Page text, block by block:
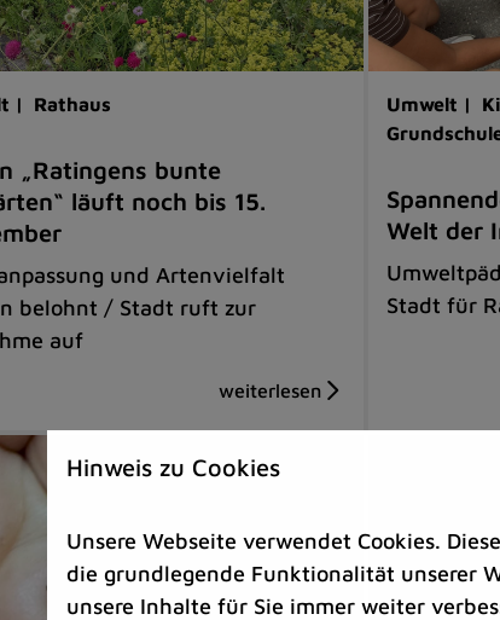
| Rathaus
„Ratingens bunte
läuft noch bis 15.
und Artenvielfalt
belohnt / Stadt ruft zur
auf
Umwelt |
Welt der
Stadt für
Hinweis zu Cookies
Unsere Webseite verwendet Cookies.
die grundlegende Funktionalität unserer
unsere Inhalte für Sie immer weiter